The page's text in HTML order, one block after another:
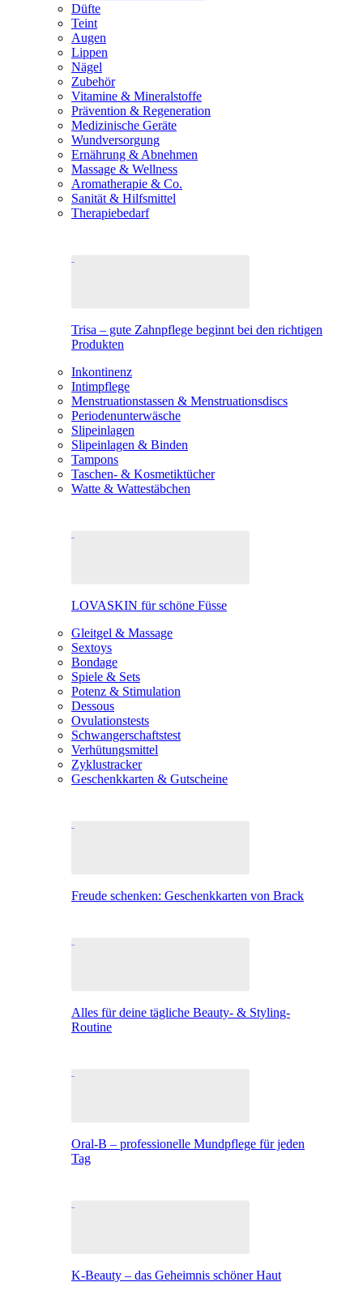
Düfte
Teint
Augen
Lippen
Nägel
Zubehör
Vitamine & Mineralstoffe
Prävention & Regeneration
Medizinische Geräte
Wundversorgung
Ernährung & Abnehmen
Massage & Wellness
Aromatherapie & Co.
Sanität & Hilfsmittel
Therapiebedarf
Trisa – gute Zahnpflege beginnt bei den richtigen
Produkten
Inkontinenz
Intimpflege
Menstruationstassen & Menstruationsdiscs
Periodenunterwäsche
Slipeinlagen
Slipeinlagen & Binden
Tampons
Taschen- & Kosmetiktücher
Watte & Wattestäbchen
LOVASKIN für schöne Füsse
Gleitgel & Massage
Sextoys
Bondage
Spiele & Sets
Potenz & Stimulation
Dessous
Ovulationstests
Schwangerschaftstest
Verhütungsmittel
Zyklustracker
Geschenkkarten & Gutscheine
Freude schenken: Geschenkkarten von Brack
Alles für deine tägliche Beauty- & Styling-
Routine
Oral-B – professionelle Mundpflege für jeden
Tag
K-Beauty – das Geheimnis schöner Haut